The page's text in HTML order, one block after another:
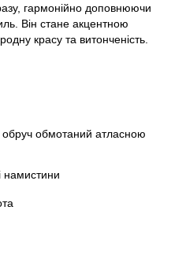
гармонійно доповнюючи
Він стане акцентною
красу та витонченість.
обмотаний атласною
намистини